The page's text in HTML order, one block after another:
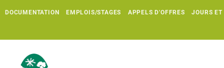
DOCUMENTATION EMPLOIS/STAGES APPELS D'OFFRES JOURS ET